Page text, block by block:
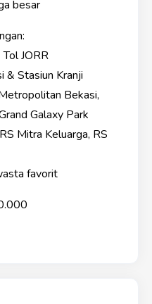
besar
JORR
& Stasiun Kranji
Bekasi,
Galaxy Park
Mitra Keluarga, RS
favorit